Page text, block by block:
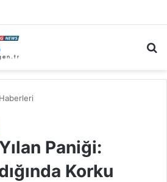
Paniği:
Korku